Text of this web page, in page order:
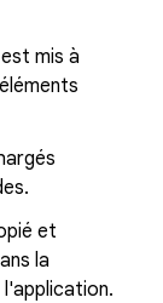
mis à
et
la